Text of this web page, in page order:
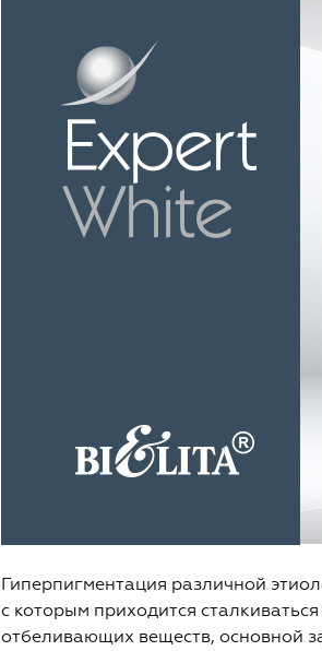
Гиперпигментация различной
с которым приходится
отбеливающих веществ, основной